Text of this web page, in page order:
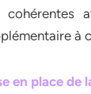
cohérentes
à
en place de